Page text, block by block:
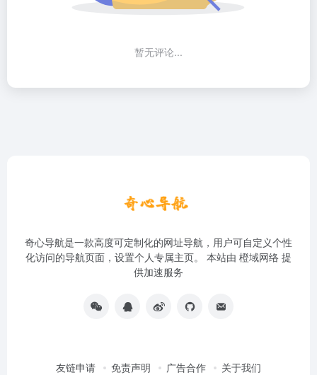
暂无评论...
奇心导航是一款高度可定制化的网址导航，用户可自定义个性
化访问的导航页面，设置个人专属主页。 本站由 橙域网络 提
供加速服务
友链申请 免责声明 广告合作 关于我们